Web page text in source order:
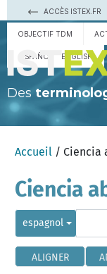
ACCÈS ISTEX.FR
OBJECTIF TDM
ESPAÑOL ENGLISH
Des
Accueil / Ciencia
Ciencia
espagnol
ALIGNER